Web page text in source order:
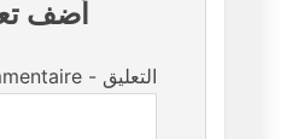
أضف
Commentaire - التعليق